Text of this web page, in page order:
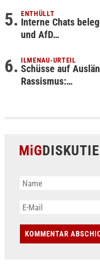
ENTHÜLLT
Interne Chats
und AfD…
ILMENAU-URTEIL
Schüsse auf
Rassismus:…
MiG